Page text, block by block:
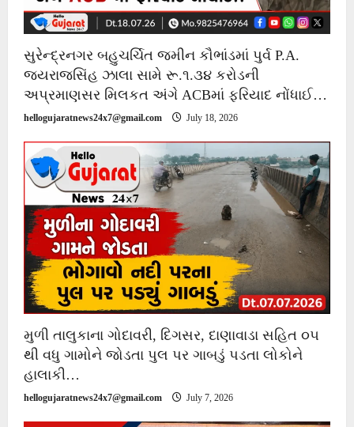
સુરેન્દ્રનગર બહુચર્ચિત જમીન કૌભાંડમાં પુર્વ P.A.
જયરાજસિંહ ઝાલા સામે રૂ.૧.૩૪ કરોડની
અપ્રમાણસર મિલકત અંગે ACBમાં ફરિયાદ નોંધાઈ…
hellogujaratnews24x7@gmail.com July 18, 2026
મુળી તાલુકાના ગોદાવરી, દિગસર, દાણાવાડા સહિત ૦૫
થી વધુ ગામોને જોડતા પુલ પર ગાબડું પડતા લોકોને
હાલાકી…
hellogujaratnews24x7@gmail.com July 7, 2026